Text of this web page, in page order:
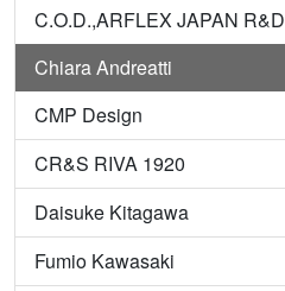
C.O.D.,ARFLEX JAPAN R&D
Chiara Andreatti
CMP Design
CR&S RIVA 1920
Daisuke Kitagawa
Fumio Kawasaki